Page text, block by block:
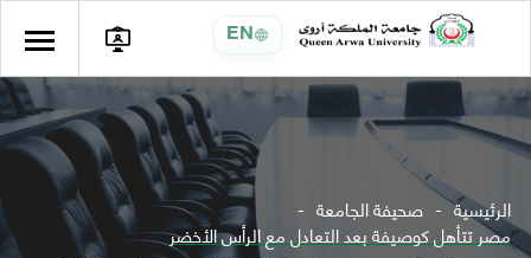
EN
الرئيسية صحيفة الجامعة
مصر تتأهل كوصيفة بعد التعادل مع الرأس الأخضر